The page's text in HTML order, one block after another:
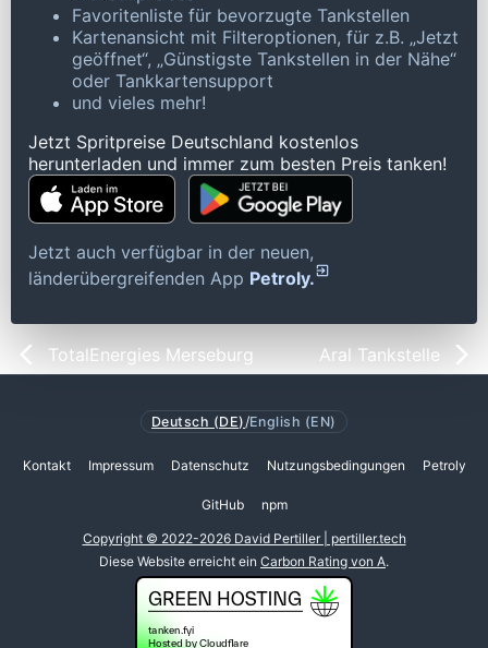
Favoritenliste für bevorzugte Tankstellen
Kartenansicht mit Filteroptionen, für z.B. „Jetzt
geöffnet“, „Günstigste Tankstellen in der Nähe“
oder Tankkartensupport
und vieles mehr!
Jetzt Spritpreise Deutschland kostenlos
herunterladen und immer zum besten Preis tanken!
Jetzt auch verfügbar in der neuen,
länderübergreifenden App Petroly.
TotalEnergies Merseburg Aral Tankstelle
Deutsch (DE) /English (EN)
Kontakt Impressum Datenschutz Nutzungsbedingungen Petroly
GitHub npm
Copyright © 2022-2026 David Pertiller | pertiller.tech
Diese Website erreicht ein Carbon Rating von A.